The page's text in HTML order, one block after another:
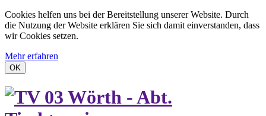
Cookies helfen uns bei der Bereitstellung unserer Website. Durch
die Nutzung der Website erklären Sie sich damit einverstanden, dass
wir Cookies setzen.
Mehr erfahren
OK